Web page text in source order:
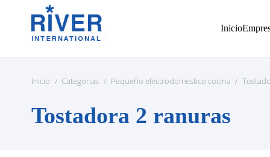
Inicio
Inicio / Categorias / Pequeño electrodomestico cocina /
Tostadora 2 ranuras